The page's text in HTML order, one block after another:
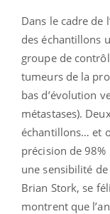
Dans le cadre de
des échantillons
groupe de
tumeurs de la
bas d’évolution
métastases).
échantillons… et
précision de 98%
une sensibilité
Brian Stork, se
montrent que